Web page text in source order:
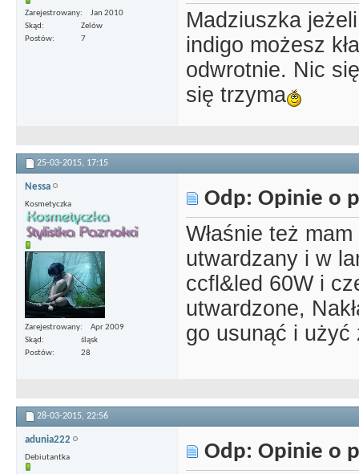
Zarejestrowany
Jan 2010
Skąd
Zelów
Postów
7
Madziuszka
indigo możesz
odwrotnie. Nic
się trzyma
25-03-2015, 17:15
Nessa
Kosmetyczka
Zarejestrowany
Apr 2009
Skąd
śląsk
Postów
28
Odp: Opinie o
Właśnie też
utwardzany i w
ccfl&led 60W i
utwardzone,
go usunąć i użyć
28-03-2015, 22:56
adunia222
Debiutantka Odp: Opinie o